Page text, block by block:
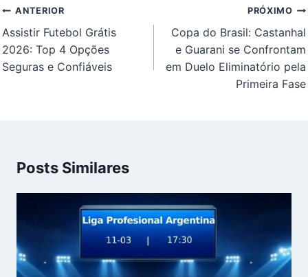
Navegação
de
Post
ANTERIOR
Assistir Futebol Grátis
2026: Top 4 Opções
Seguras e Confiáveis
PRÓXIMO
Copa do Brasil: Castanhal
e Guarani se Confrontam
em Duelo Eliminatório pela
Primeira Fase
Posts Similares